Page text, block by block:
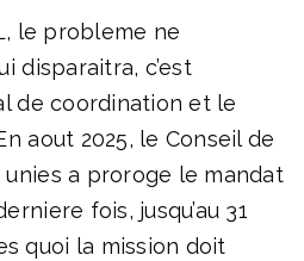
le probleme ne
disparaitra, c’est
de coordination et le
aout 2025, le Conseil de
a proroge le mandat
fois, jusqu’au 31
quoi la mission doit